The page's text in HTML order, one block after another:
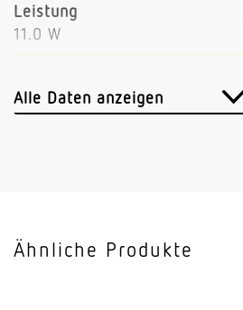
Leistung
11.0 W
1886 lm
Alle Daten anzeigen
Ähnliche Produkte